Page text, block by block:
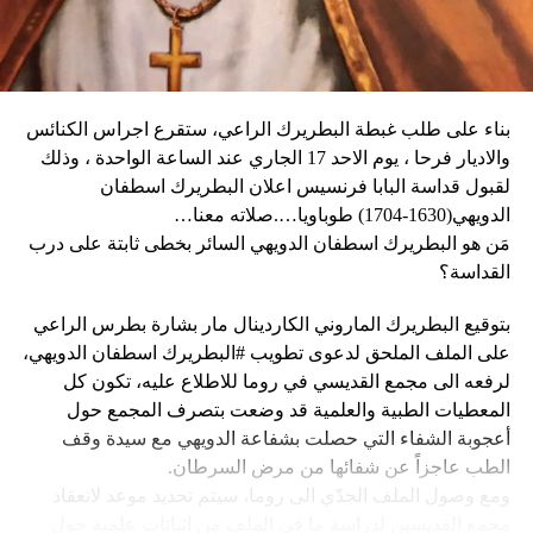
سياسي للحرب في أوكرانيا. وأيّد «هدنة أولمبية» دعا إليها
ماكرون لمناسبة أولمبياد باريس هذا الصيف.
نداء الوطن
وقال دارين: “المواطنون في حالة رعب، على الرغم من أن
زعيم العصابة جيمي شيريزير دعا المواطنين إلى عدم الخوف
عندما رأوا عصابته تحمل أسلحة، وقال إنهم يريدون فقط الإطاحة
وحاولت مجموعة من أفراد العصابات المدججين بالسلاح، يوم
الإثنين، السيطرة على مطار توسان لوفرتور الدولي، الأكبر في
البلاد، وتبادلوا إطلاق النار مع الشرطة والجنود، مما أدى إلى
إلغاء جميع الرحلات الداخلية والدولية.
ألف شخص من منازلهم منذ عطلة نهاية الأسبوع بسبب أعمال
العنف.
وقال رجل من هايتي يدعى نيكولا لوكالة رويترز للأنباء: “أجبرتنا
العصابات المسلحة على ترك منازلنا. دمروا بيوتنا ونحن الآن في
بناء على طلب غبطة البطريرك الراعي، ستقرع اجراس الكنائس
والاديار فرحا ، يوم الاحد 17 الجاري عند الساعة الواحدة ، وذلك
لقبول قداسة البابا فرنسيس اعلان البطريرك اسطفان
الدويهي(1630-1704) طوباويا….صلاته معنا…
مَن هو البطريرك اسطفان الدويهي السائر بخطى ثابتة على درب
القداسة؟
بتوقيع البطريرك الماروني الكاردينال مار بشارة بطرس الراعي
على الملف الملحق لدعوى تطويب #البطريرك اسطفان الدويهي،
لرفعه الى مجمع القديسي في روما للاطلاع عليه، تكون كل
المعطيات الطبية والعلمية قد وضعت بتصرف المجمع حول
أعجوبة الشفاء التي حصلت بشفاعة الدويهي مع سيدة وقف
الطب عاجزاً عن شفائها من مرض السرطان.
ومع وصول الملف الجدّي الى روما، سيتم تحديد موعد لانعقاد